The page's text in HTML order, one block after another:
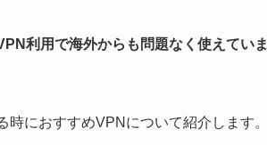
利用で海外からも問題なく使えていま
におすすめVPNについて紹介します。